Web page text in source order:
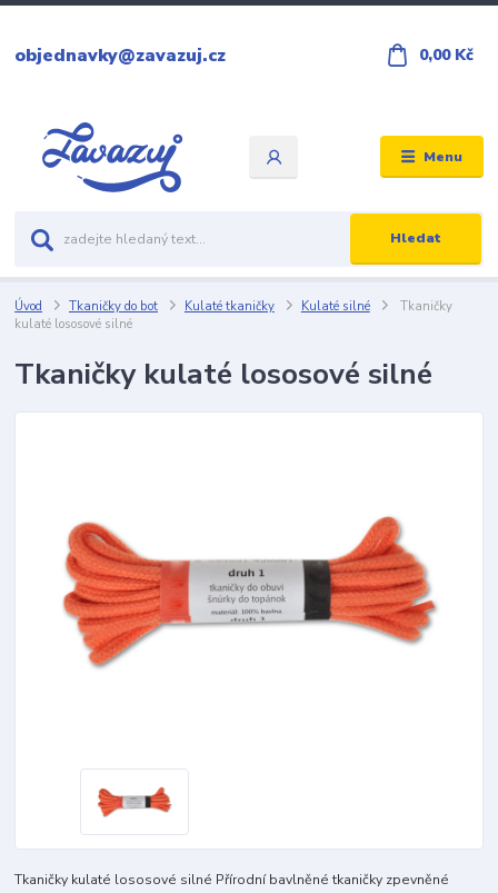
Menu
Hledat
objednavky@zavazuj.cz 0,00 Kč
Úvod Tkaničky do bot Kulaté tkaničky Kulaté silné
Tkaničky
kulaté lososové silné
Tkaničky kulaté lososové silné
Tkaničky kulaté lososové silné Přírodní bavlněné tkaničky zpevněné